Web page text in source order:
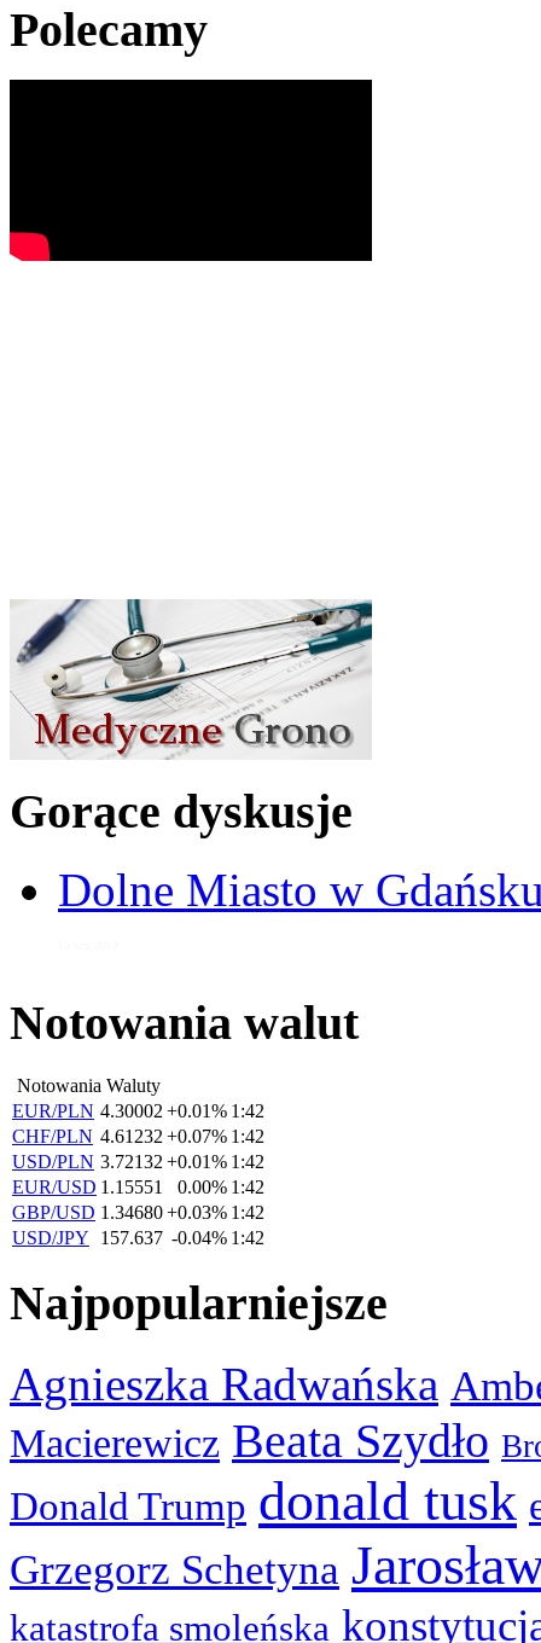
Polecamy
Gorące dyskusje
Dolne Miasto w
Notowania walut
Notowania Waluty
EUR/PLN 4.30002 +0.01% 1:42
CHF/PLN 4.61232 +0.07% 1:42
USD/PLN 3.72132 +0.01% 1:42
EUR/USD 1.15551 0.00% 1:42
GBP/USD 1.34680+0.03% 1:42
USD/JPY
157.637 -0.04% 1:42
Najpopularniejsze
Agnieszka Radwańska
Macierewicz Beata Szydło
Donald Trump donald tusk
Grzegorz Schetyna
katastrofa smoleńska